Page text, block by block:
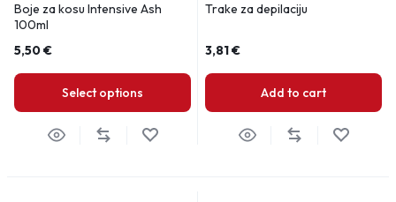
Boje za kosu Intensive Ash
100ml
5,50€
Select options
Trake za depilaciju
3,81€
Add to cart